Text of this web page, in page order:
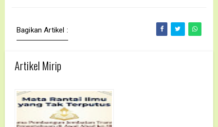
Bagikan Artikel :
Artikel Mirip